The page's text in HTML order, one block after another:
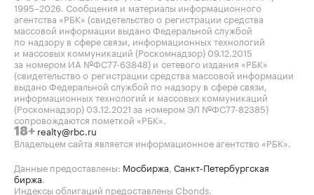
1995–2026 . Сообщения и материалы информационного
агентства «РБК» (свидетельство о регистрации средства
массовой информации выдано Федеральной службой
по надзору в сфере связи, информационных технологий
и массовых коммуникаций (Роскомнадзор) 09.12.2015
за номером ИА №ФС77-63848) и сетевого издания «РБК»
(свидетельство о регистрации средства массовой информации
выдано Федеральной службой по надзору в сфере связи,
информационных технологий и массовых коммуникаций
(Роскомнадзор) 03.12.2021 за номером ЭЛ №ФС77-82385)
сопровождаются пометкой «РБК».
18+ realty@rbc.ru
Владельцем сайта является информационное агентство «РБК».
Данные предоставлены: Мосбиржа Санкт-Петербургская
биржа
Индексы облигаций предоставлены Cbonds.